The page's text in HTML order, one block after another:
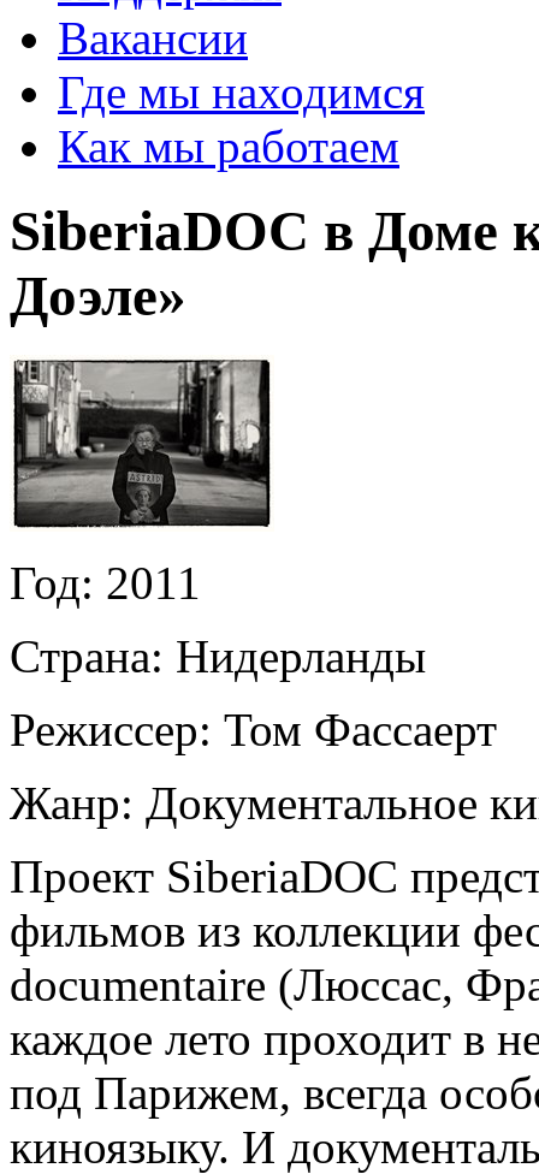
Вакансии
Где мы находимся
Как мы работаем
SiberiaDOC в Доме
Доэле»
Год: 2011
Страна: Нидерланды
Режиссер: Том Фассаерт
Жанр: Документальное
Проект SiberiaDOC
фильмов из коллекции
documentaire (Люссас,
каждое лето проходит в
под Парижем, всегда
киноязыку. И